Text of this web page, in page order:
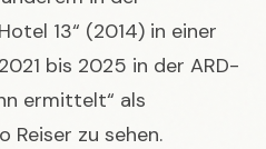
13“ (2014) in einer
bis 2025 in der ARD-
ermittelt“ als
Reiser zu sehen.